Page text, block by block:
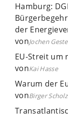
Hamburg:
der
vonJochen
EU-Streit um
vonKai Hasse
Warum der
vonBirger Scholz